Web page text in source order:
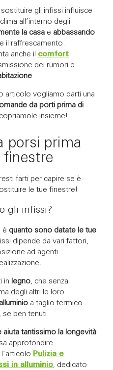
gli infissi influisce
all’interno degli
la casae abbassando
il raffrescamento.
anche il comfort
dei rumori e
.
articolo vogliamo darti una
da porti prima di
insieme!
porsi prima
finestre
farti per capire se è
le tue finestre!
gli infissi?
è quanto sono datate le tue
dipende da vari fattori,
ad agenti
in legno, che senza
degli altri le loro
alluminio a taglio termico
se ben tenuti.
tantissimo la longevità
approfondire
Pulizia e
in alluminio, dedicato